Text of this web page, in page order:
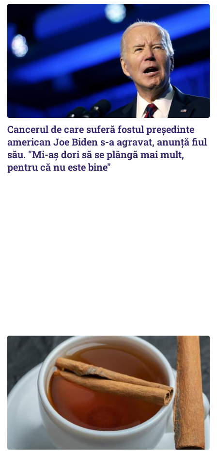
Cancerul de care suferă fostul preşedinte
american Joe Biden s-a agravat, anunță fiul
său. "Mi-aș dori să se plângă mai mult,
pentru că nu este bine"